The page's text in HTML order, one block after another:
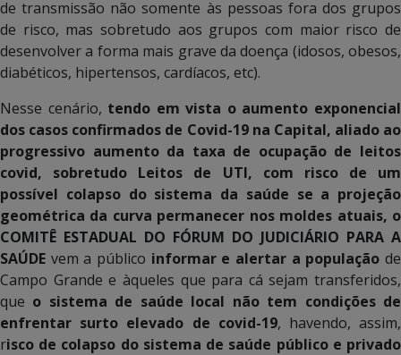
de transmissão não somente às pessoas fora dos grupos
de risco, mas sobretudo aos grupos com maior risco de
desenvolver a forma mais grave da doença (idosos, obesos,
diabéticos, hipertensos, cardíacos, etc).
Nesse cenário, tendo em vista o aumento exponencial
dos casos confirmados de Covid-19 na Capital, aliado ao
progressivo aumento da taxa de ocupação de leitos
covid, sobretudo Leitos de UTI, com risco de um
possível colapso do sistema da saúde se a projeção
geométrica da curva permanecer nos moldes atuais, o
COMITÊ ESTADUAL DO FÓRUM DO JUDICIÁRIO PARA A
SAÚDE vem a público informar e alertar a população de
Campo Grande e àqueles que para cá sejam transferidos,
que o sistema de saúde local não tem condições de
enfrentar surto elevado de covid-19, havendo, assim,
risco de colapso do sistema de saúde público e privado